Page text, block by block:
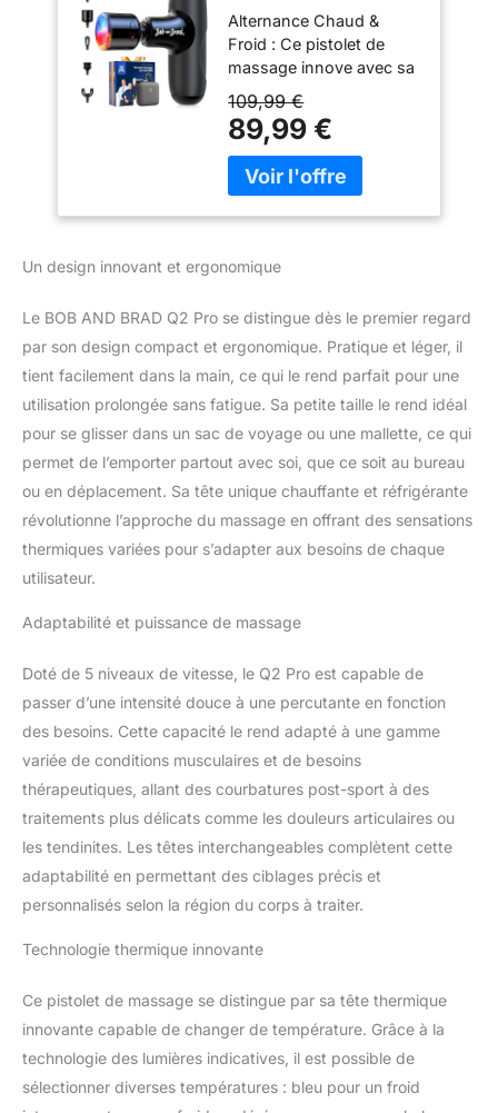
Musculaire avec
Tête Chauffante &
Froide - Mini
Masseur Dos -
Pistolet Masseur
Portable pour
Récupération Sport
et Bureau -
Silencieux, Mallette
Alternance Chaud &
Froid : Ce pistolet de
massage innove avec sa
tête thermique qui passe
instantanément du
chaud (40°C-45°C),
pour préparer les tissus,
au froid (10°C-15°C)
traite les courbatures
qu'une simple
percussion standard.
Indispensable après le
running ou la
musculation, elle
optimise chaque phase
de votre récupération,
assurant une détente
musculaire profonde et
un soulagement ciblé
après l'effort. Conçu par
Bob et Brad, experts
d'abonnés, ce pistolet
masseur intègre une
professionnelle. Son
amplitude de 7mm
couplée à 3000 RPM
cible précisément les
épaules et les mollets,
conçue pour être moins
agressive sur les zones
osseuses. C'est l'allié
relâcher les muscles
tensions dorsales. Petit
mais Puissant (Force
15kg) : Bien qu'ultra-
léger (0,43kg), son
moteur Brushless déploie
109,99 €
89,99 €
Un design innovant et ergonomique
Le BOB AND BRAD Q2 Pro se distingue dès le premier regard
par son design compact et ergonomique. Pratique et léger, il
tient facilement dans la main, ce qui le rend parfait pour une
utilisation prolongée sans fatigue. Sa petite taille le rend idéal
pour se glisser dans un sac de voyage ou une mallette, ce qui
permet de l’emporter partout avec soi, que ce soit au bureau
ou en déplacement. Sa tête unique chauffante et réfrigérante
révolutionne l’approche du massage en offrant des sensations
thermiques variées pour s’adapter aux besoins de chaque
utilisateur.
Adaptabilité et puissance de massage
Doté de 5 niveaux de vitesse, le Q2 Pro est capable de
passer d’une intensité douce à une percutante en fonction
des besoins. Cette capacité le rend adapté à une gamme
variée de conditions musculaires et de besoins
thérapeutiques, allant des courbatures post-sport à des
traitements plus délicats comme les douleurs articulaires ou
les tendinites. Les têtes interchangeables complètent cette
adaptabilité en permettant des ciblages précis et
personnalisés selon la région du corps à traiter.
Technologie thermique innovante
Ce pistolet de massage se distingue par sa tête thermique
innovante capable de changer de température. Grâce à la
technologie des lumières indicatives, il est possible de
sélectionner diverses températures : bleu pour un froid